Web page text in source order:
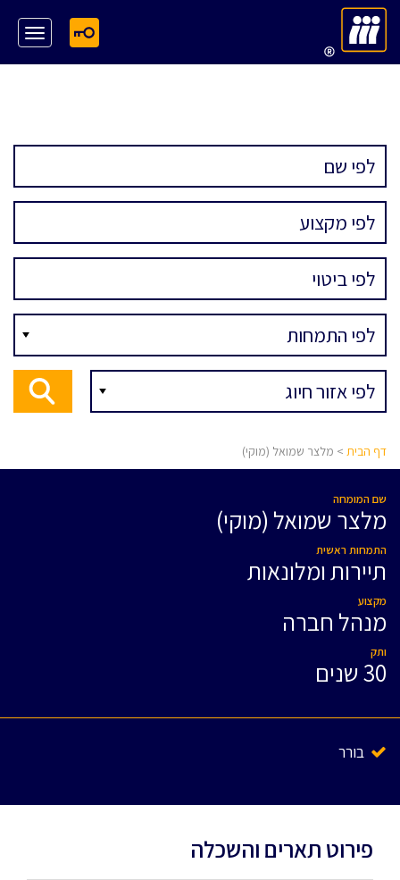
דף הבית > מלצר שמואל (מוקי)
שם המומחה
מלצר שמואל (מוקי)
התמחות ראשית
תיירות ומלונאות
מקצוע
מנהל חברה
ותק
30 שנים
בורר
פירוט תארים והשכלה